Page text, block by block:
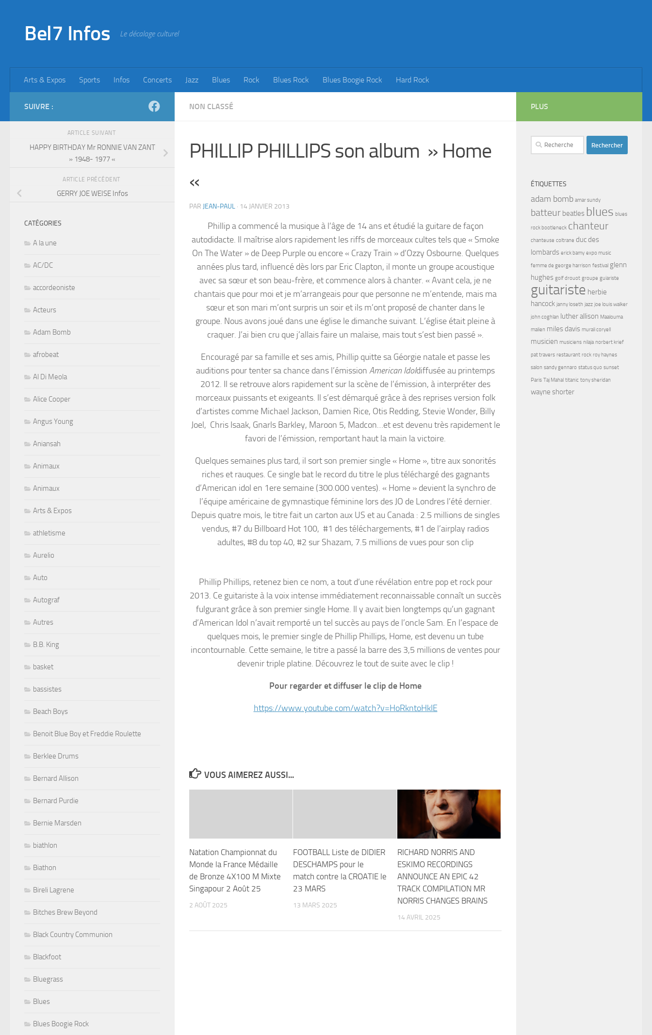
Bel7 Infos Le décalage culturel
Arts & Expos Sports Infos Concerts Jazz Blues Rock Blues Rock Blues Boogie Rock Hard Rock
NON CLASSÉ
PHILLIP PHILLIPS son album » Home
«
PAR JEAN-PAUL · 14 JANVIER 2013
Phillip a commencé la musique à l’âge de 14 ans et étudié la guitare de façon
autodidacte. Il maîtrise alors rapidement les riffs de morceaux cultes tels que « Smoke
On The Water » de Deep Purple ou encore « Crazy Train » d’Ozzy Osbourne. Quelques
années plus tard, influencé dès lors par Eric Clapton, il monte un groupe acoustique
avec sa sœur et son beau-frère, et commence alors à chanter. « Avant cela, je ne
chantais que pour moi et je m’arrangeais pour que personne ne m’entende, mais ma
sœur et son mari m’ont surpris un soir et ils m’ont proposé de chanter dans le
groupe. Nous avons joué dans une église le dimanche suivant. L’église était pleine à
craquer. J’ai bien cru que j’allais faire un malaise, mais tout s’est bien passé ».
Encouragé par sa famille et ses amis, Phillip quitte sa Géorgie natale et passe les
auditions pour tenter sa chance dans l’émission American Idoldiffusée au printemps
2012. Il se retrouve alors rapidement sur la scène de l’émission, à interpréter des
morceaux puissants et exigeants. Il s’est démarqué grâce à des reprises version folk
d’artistes comme Michael Jackson, Damien Rice, Otis Redding, Stevie Wonder, Billy
Joel, Chris Isaak, Gnarls Barkley, Maroon 5, Madcon…et est devenu très rapidement le
favori de l’émission, remportant haut la main la victoire.
Quelques semaines plus tard, il sort son premier single « Home », titre aux sonorités
riches et rauques. Ce single bat le record du titre le plus téléchargé des gagnants
d’American idol en 1ere semaine (300.000 ventes). « Home » devient la synchro de
l’équipe américaine de gymnastique féminine lors des JO de Londres l’été dernier.
Depuis quatre mois, le titre fait un carton aux US et au Canada : 2.5 millions de singles
vendus, #7 du Billboard Hot 100, #1 des téléchargements, #1 de l’airplay radios
adultes, #8 du top 40, #2 sur Shazam, 7.5 millions de vues pour son clip
Phillip Phillips, retenez bien ce nom, a tout d’une révélation entre pop et rock pour
2013. Ce guitariste à la voix intense immédiatement reconnaissable connaît un succès
fulgurant grâce à son premier single Home. Il y avait bien longtemps qu’un gagnant
d’American Idol n’avait remporté un tel succès au pays de l’oncle Sam. En l’espace de
quelques mois, le premier single de Phillip Phillips, Home, est devenu un tube
incontournable. Cette semaine, le titre a passé la barre des 3,5 millions de ventes pour
devenir triple platine. Découvrez le tout de suite avec le clip !
Pour regarder et diffuser le clip de Home
https://www.youtube.com/watch?v=HoRkntoHkIE
VOUS AIMEREZ AUSSI...
Natation Championnat du
Monde la France Médaille
de Bronze 4X100 M Mixte
Singapour 2 Août 25
2 AOÛT 2025
FOOTBALL Liste de DIDIER
DESCHAMPS pour le
match contre la CROATIE le
23 MARS
13 MARS 2025
RICHARD NORRIS AND
ESKIMO RECORDINGS
ANNOUNCE AN EPIC 42
TRACK COMPILATION MR
NORRIS CHANGES BRAINS
14 AVRIL 2025
SUIVRE :
ARTICLE SUIVANT
HAPPY BIRTHDAY Mr RONNIE VAN ZANT
» 1948- 1977 «
ARTICLE PRÉCÉDENT
GERRY JOE WEISE Infos
CATÉGORIES
A la une
AC/DC
accordeoniste
Acteurs
Adam Bomb
afrobeat
Al Di Meola
Alice Cooper
Angus Young
Aniansah
Animaux
Animaux
Arts & Expos
athletisme
Aurelio
Auto
Autograf
Autres
B.B. King
basket
bassistes
Beach Boys
Benoit Blue Boy et Freddie Roulette
Berklee Drums
Bernard Allison
Bernard Purdie
Bernie Marsden
biathlon
Biathon
Bireli Lagrene
Bitches Brew Beyond
Black Country Communion
Blackfoot
Bluegrass
Blues
Blues Boogie Rock
PLUS
Rechercher :
ÉTIQUETTES
adam bomb amar sundy
batteur beatles blues blues
rock bootleneck chanteur
chanteuse coltrane duc des
lombards erick bamy expo music
femme de george harrison festival glenn
hughes golf drouot groupe guiariste
guitariste herbie
hancock janny loseth jazz joe louis walker
john coghlan luther allison Maalouma
malien miles davis murali coryell
musicien musiciens nilaja norbert krief
pat travers restaurant rock roy haynes
salon sandy gennaro status quo sunset
Paris Taj Mahal titanic tony sheridan
wayne shorter